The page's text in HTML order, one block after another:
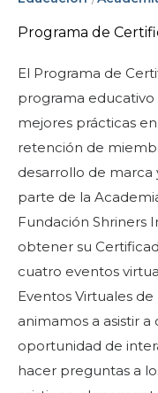
Define tu camino
Nuestra
Experimenta la
Tu impacto
Capítulos
Noticias y eventos
Centro de
Educación
Contáctenos
Programa de
El Programa de
programa
mejores prácticas
retención de
desarrollo de marca
parte de la
Fundación Shriners
obtener su
cuatro eventos
Eventos Virtuales
animamos a asistir
oportunidad de
hacer preguntas a